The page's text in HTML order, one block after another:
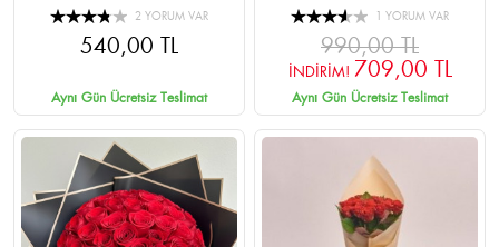
2 YORUM VAR
540,00 TL
Aynı Gün Ücretsiz Teslimat
1 YORUM VAR
990,00 TL
İNDİRİM! 709,00 TL
Aynı Gün Ücretsiz Teslimat